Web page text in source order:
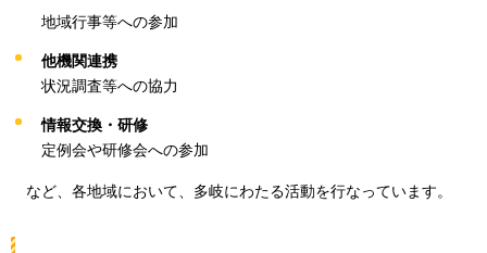
地域行事等への参加
他機関連携
状況調査等への協力
情報交換・研修
定例会や研修会への参加
など、各地域において、多岐にわたる活動を行なっています。